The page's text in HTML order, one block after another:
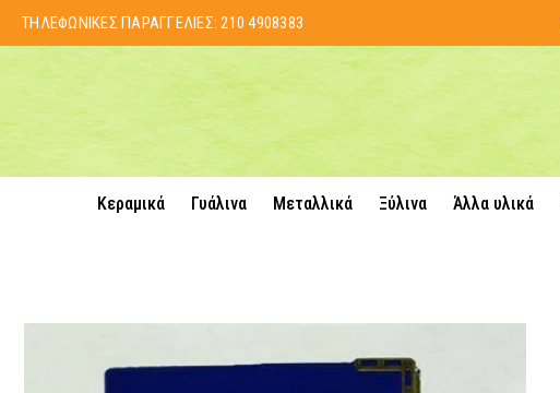
ΤΗΛΕΦΩΝΙΚΕΣ ΠΑΡΑΓΓΕΛΙΕΣ:210 4908383
Κεραμικά Γυάλινα Μεταλλικά Ξύλινα Άλλα υλικά